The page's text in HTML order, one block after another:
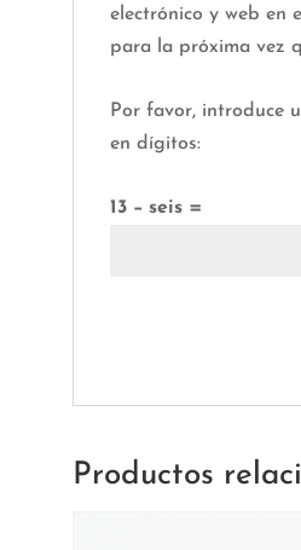
electrónico y web en
para la próxima vez
Por favor, introduce
en dígitos:
13 − seis =
Productos